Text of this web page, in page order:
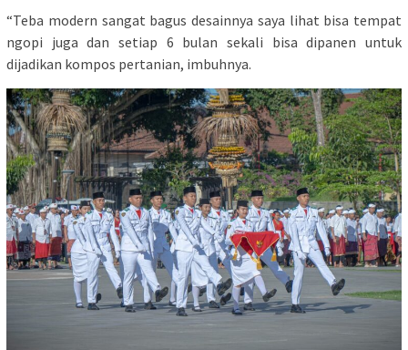
“Teba modern sangat bagus desainnya saya lihat bisa tempat
ngopi juga dan setiap 6 bulan sekali bisa dipanen untuk
dijadikan kompos pertanian, imbuhnya.